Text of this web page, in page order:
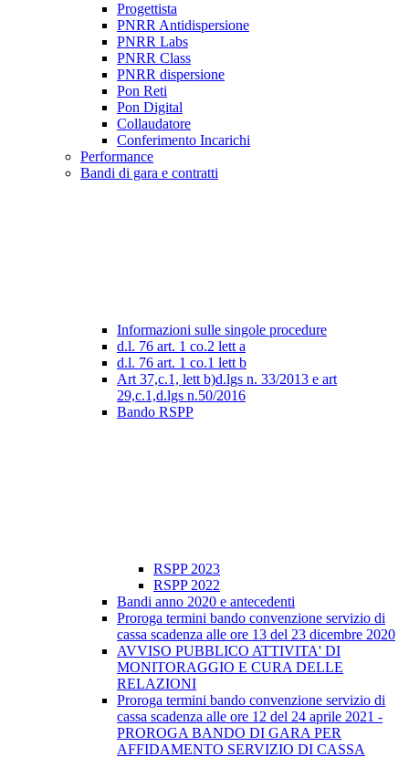
Progettista
PNRR Antidispersione
PNRR Labs
PNRR Class
PNRR dispersione
Pon Reti
Pon Digital
Collaudatore
Conferimento Incarichi
Performance
Bandi di gara e contratti
Informazioni sulle singole procedure
d.l. 76 art. 1 co.2 lett a
d.l. 76 art. 1 co.1 lett b
Art 37,c.1, lett b)d.lgs n. 33/2013 e art
29,c.1,d.lgs n.50/2016
Bando RSPP
RSPP 2023
RSPP 2022
Bandi anno 2020 e antecedenti
Proroga termini bando convenzione servizio di
cassa scadenza alle ore 13 del 23 dicembre 2020
AVVISO PUBBLICO ATTIVITA' DI
MONITORAGGIO E CURA DELLE
RELAZIONI
Proroga termini bando convenzione servizio di
cassa scadenza alle ore 12 del 24 aprile 2021 -
PROROGA BANDO DI GARA PER
AFFIDAMENTO SERVIZIO DI CASSA